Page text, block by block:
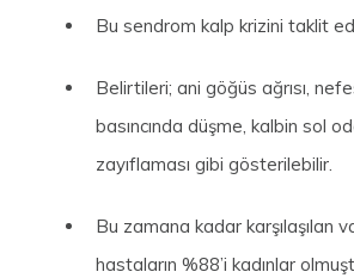
Bu sendrom kalp krizini taklit
Belirtileri; ani göğüs ağrısı,
basıncında düşme, kalbin sol
zayıflaması gibi gösterilebilir.
Bu zamana kadar karşılaşılan
hastaların %88’i kadınlar